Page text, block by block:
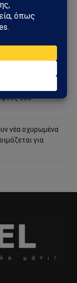
Προαστιακού –
μετά την
εισέρχεται σε
800
νέα οχυρωμένα
για